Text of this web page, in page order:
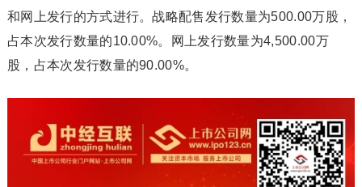
和网上发行的方式进行。战略配售发行数量为500.00万股，
占本次发行数量的10.00%。网上发行数量为4,500.00万
股，占本次发行数量的90.00%。